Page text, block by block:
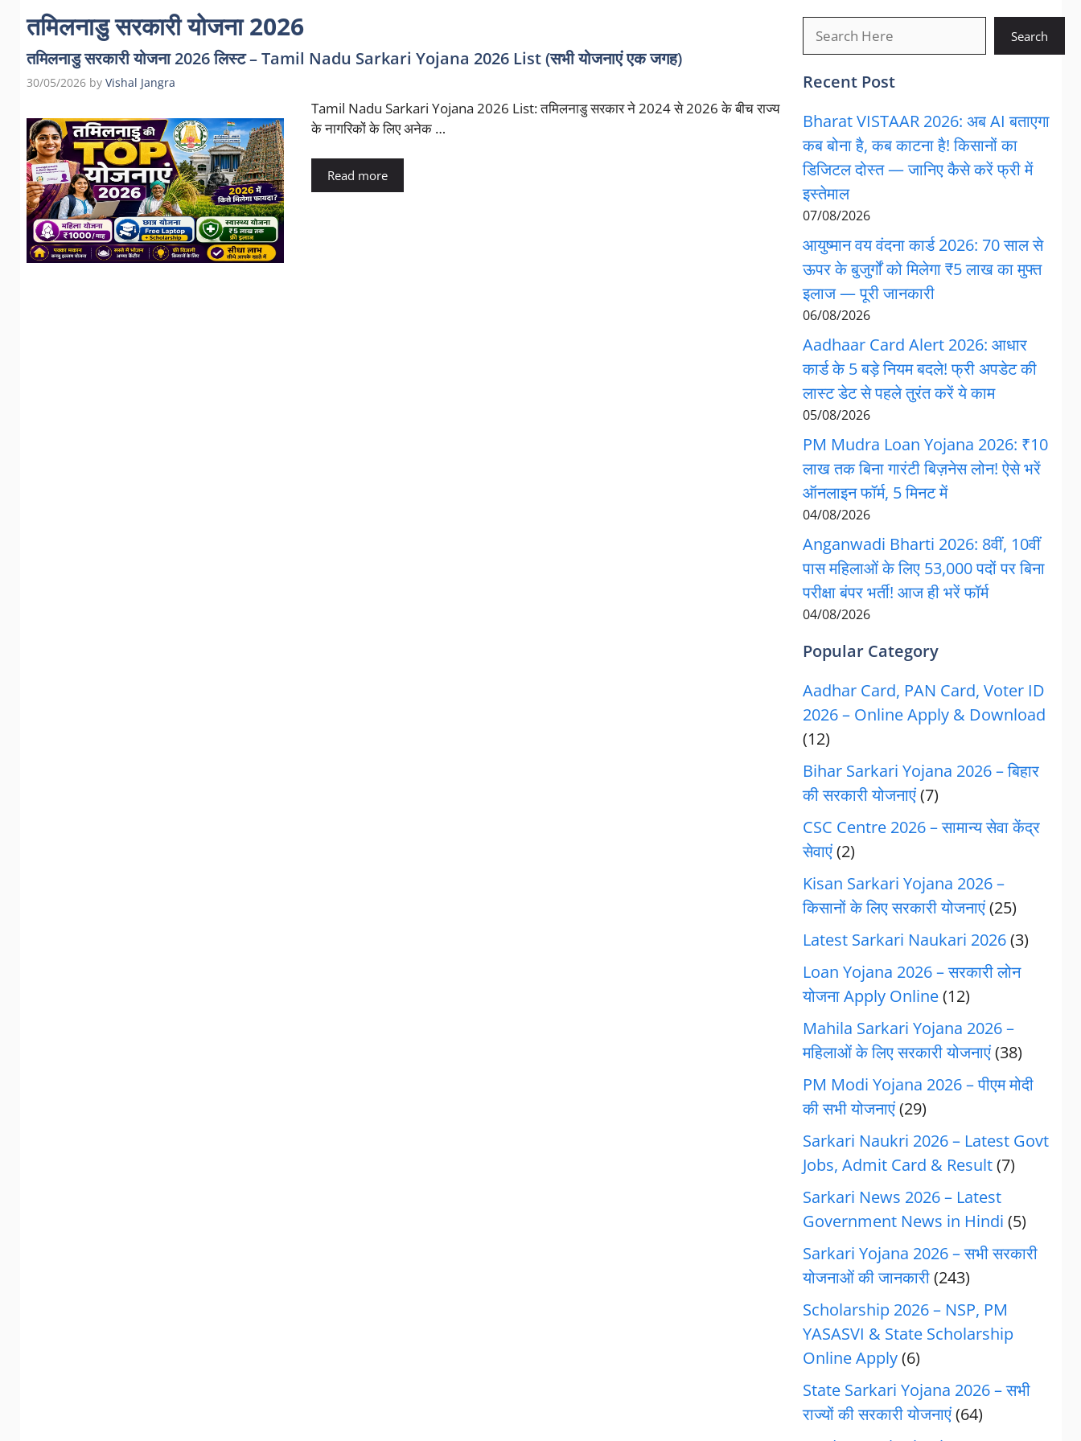
तमिलनाडु सरकारी योजना 2026
तमिलनाडु सरकारी योजना 2026 लिस्ट – Tamil Nadu Sarkari Yojana 2026 List (सभी योजनाएं एक जगह)
30/05/2026 by Vishal Jangra
Tamil Nadu Sarkari Yojana 2026 List: तमिलनाडु सरकार ने 2024 से 2026 के बीच राज्य
के नागरिकों के लिए अनेक …
Read more
Search
Recent Post
Bharat VISTAAR 2026: अब AI बताएगा
कब बोना है, कब काटना है! किसानों का
डिजिटल दोस्त — जानिए कैसे करें फ्री में
इस्तेमाल
07/08/2026
आयुष्मान वय वंदना कार्ड 2026: 70 साल से
ऊपर के बुजुर्गों को मिलेगा ₹5 लाख का मुफ्त
इलाज — पूरी जानकारी
06/08/2026
Aadhaar Card Alert 2026: आधार
कार्ड के 5 बड़े नियम बदले! फ्री अपडेट की
लास्ट डेट से पहले तुरंत करें ये काम
05/08/2026
PM Mudra Loan Yojana 2026: ₹10
लाख तक बिना गारंटी बिज़नेस लोन! ऐसे भरें
ऑनलाइन फॉर्म, 5 मिनट में
04/08/2026
Anganwadi Bharti 2026: 8वीं, 10वीं
पास महिलाओं के लिए 53,000 पदों पर बिना
परीक्षा बंपर भर्ती! आज ही भरें फॉर्म
04/08/2026
Popular Category
Aadhar Card, PAN Card, Voter ID
2026 – Online Apply & Download
(12)
Bihar Sarkari Yojana 2026 – बिहार
की सरकारी योजनाएं(7)
CSC Centre 2026 – सामान्य सेवा केंद्र
सेवाएं(2)
Kisan Sarkari Yojana 2026 –
किसानों के लिए सरकारी योजनाएं(25)
Latest Sarkari Naukari 2026(3)
Loan Yojana 2026 – सरकारी लोन
योजना Apply Online(12)
Mahila Sarkari Yojana 2026 –
महिलाओं के लिए सरकारी योजनाएं(38)
PM Modi Yojana 2026 – पीएम मोदी
की सभी योजनाएं(29)
Sarkari Naukri 2026 – Latest Govt
Jobs, Admit Card & Result(7)
Sarkari News 2026 – Latest
Government News in Hindi (5)
Sarkari Yojana 2026 – सभी सरकारी
योजनाओं की जानकारी(243)
Scholarship 2026 – NSP, PM
YASASVI & State Scholarship
Online Apply(6)
State Sarkari Yojana 2026 – सभी
राज्यों की सरकारी योजनाएं(64)